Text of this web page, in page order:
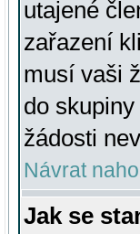
utajené
zařazení
musí vaši
do
žádosti
Návrat
Jak se